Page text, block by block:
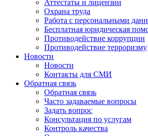
Аттестаты и лицензии
Охрана труда
Работа с персональными
Бесплатная юридическая
Противодействие коррупции
Противодействие терроризму
Новости
Новости
Контакты для СМИ
Обратная связь
Обратная связь
Часто задаваемые вопросы
Задать вопрос
Консультация по услугам
Контроль качества